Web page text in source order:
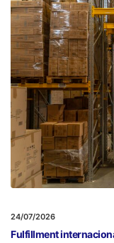
24/07/2026
Fulfillment